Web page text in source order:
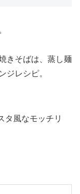
きそばは、蒸し麺
ジレシピ。
タ風なモッチリ